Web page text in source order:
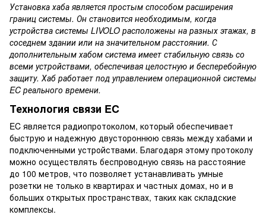
Установка хаба является простым способом расширения
границ системы. Он становится необходимым, когда
устройства системы LIVOLO расположены на разных этажах, в
соседнем здании или на значительном расстоянии. С
дополнительным хабом система имеет стабильную связь со
всеми устройствами, обеспечивая целостную и бесперебойную
защиту. Хаб работает под управлением операционной системы
EC реального времени.
Технология связи EC
EC является радиопротоколом, который обеспечивает
быструю и надежную двустороннюю связь между хабами и
подключенными устройствами. Благодаря этому протоколу
можно осуществлять беспроводную связь на расстояние
до 100 метров, что позволяет устанавливать умные
розетки не только в квартирах и частных домах, но и в
больших открытых пространствах, таких как складские
комплексы.